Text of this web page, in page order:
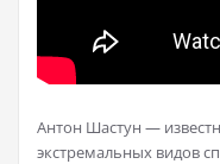
Антон Шастун —
экстремальных видов